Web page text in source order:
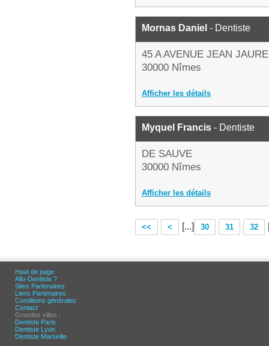
Mornas Daniel - Dentiste
45 A AVENUE JEAN
30000 Nîmes
Afficher les détails
Myquel Francis - Dentiste
DE SAUVE
30000 Nîmes
Afficher les détails
<< < [...] 30 31 32
Haut de page
Allo-Dentiste ?
Sites Partenaires
Liens Partenaires
Conditions générales
Contact
Grandes villes :
Dentiste Paris
Dentiste Lyon
Dentiste Marseille